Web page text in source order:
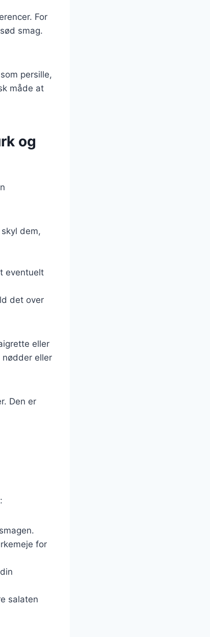
For
smag.
persille,
måde at
og
dem,
eventuelt
det over
eller
eller
Den er
for
salaten